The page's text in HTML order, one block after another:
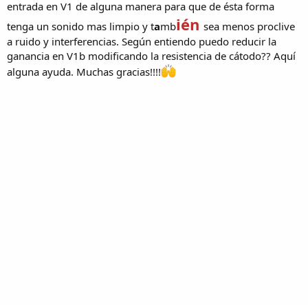
entrada en V1 de alguna manera para que de ésta forma
tenga un sonido mas limpio y también sea menos proclive
a ruido y interferencias. Según entiendo puedo reducir la
ganancia en V1b modificando la resistencia de cátodo?? Aquí
alguna ayuda. Muchas gracias!!!!